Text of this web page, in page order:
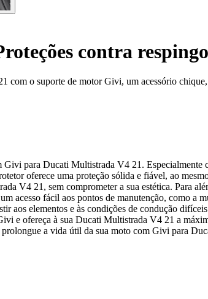
contra
com o suporte de motor Givi, um acessório
Givi para Ducati Multistrada V4 21.
oferece uma proteção sólida e fiável, ao
V4 21, sem comprometer a sua estética. Para
acesso fácil aos pontos de manutenção, como
aos elementos e às condições de condução
e ofereça à sua Ducati Multistrada V4 21 a
prolongue a vida útil da sua moto com Givi para